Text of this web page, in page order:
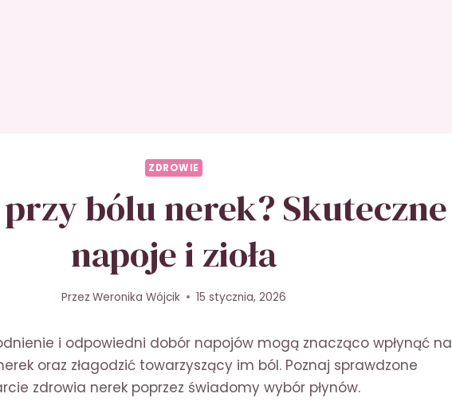
ZDROWIE
bólu nerek? Skuteczne
napoje i zioła
Przez Weronika Wójcik 15 stycznia, 2026
i odpowiedni dobór napojów mogą znacząco wpłynąć na
oraz złagodzić towarzyszący im ból. Poznaj sprawdzone
zdrowia nerek poprzez świadomy wybór płynów.